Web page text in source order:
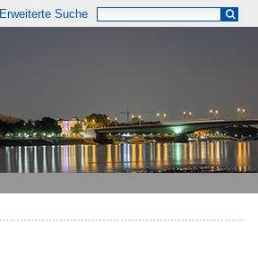
Erweiterte Suche